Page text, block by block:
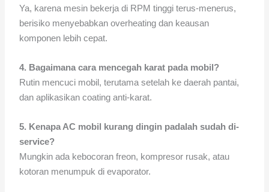
Ya, karena mesin bekerja di RPM tinggi terus-menerus,
berisiko menyebabkan overheating dan keausan
komponen lebih cepat.
4. Bagaimana cara mencegah karat pada mobil?
Rutin mencuci mobil, terutama setelah ke daerah pantai,
dan aplikasikan coating anti-karat.
5. Kenapa AC mobil kurang dingin padalah sudah di-
service?
Mungkin ada kebocoran freon, kompresor rusak, atau
kotoran menumpuk di evaporator.